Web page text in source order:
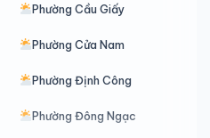
Phường Cầu Giấy
Phường Cửa Nam
Phường Định Công
Phường Đông Ngạc